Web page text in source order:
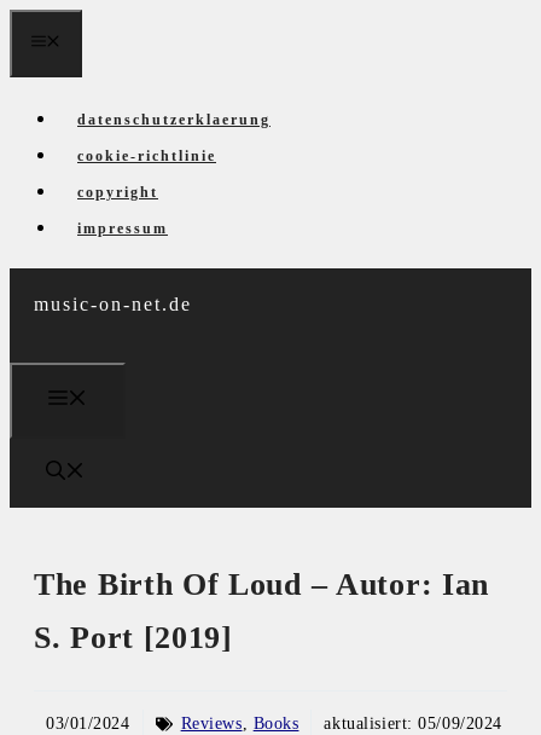
datenschutzerklaerung
cookie-richtlinie
copyright
impressum
music-on-net.de
The Birth Of Loud – Autor: Ian
S. Port [2019]
03/01/2024 Reviews, Books aktualisiert:05/09/2024